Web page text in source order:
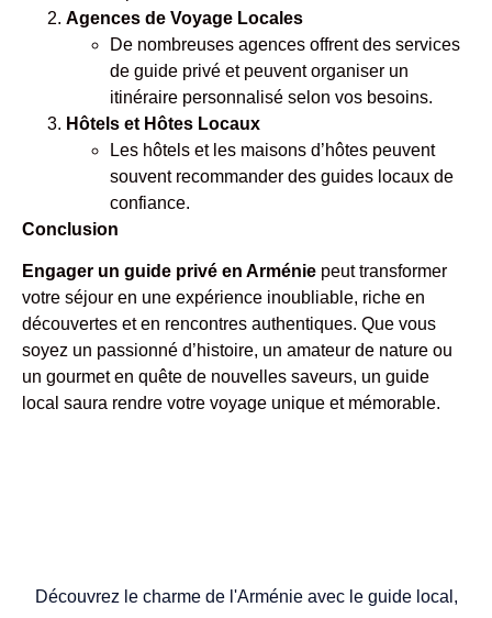
Agences de Voyage Locales
De nombreuses agences offrent des services
de guide privé et peuvent organiser un
itinéraire personnalisé selon vos besoins.
Hôtels et Hôtes Locaux
Les hôtels et les maisons d’hôtes peuvent
souvent recommander des guides locaux de
confiance.
Conclusion
Engager un guide privé en Arménie peut transformer
votre séjour en une expérience inoubliable, riche en
découvertes et en rencontres authentiques. Que vous
soyez un passionné d’histoire, un amateur de nature ou
un gourmet en quête de nouvelles saveurs, un guide
local saura rendre votre voyage unique et mémorable.
Découvrez le charme de l'Arménie avec le guide local,